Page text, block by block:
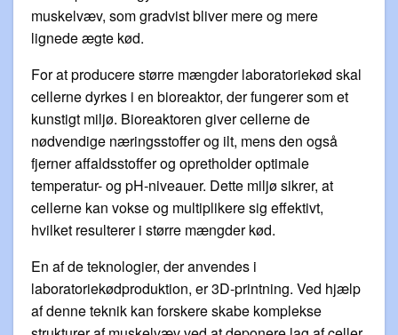
muskelvæv, som gradvist bliver mere og mere
lignede ægte kød.
For at producere større mængder laboratoriekød skal
cellerne dyrkes i en bioreaktor, der fungerer som et
kunstigt miljø. Bioreaktoren giver cellerne de
nødvendige næringsstoffer og ilt, mens den også
fjerner affaldsstoffer og opretholder optimale
temperatur- og pH-niveauer. Dette miljø sikrer, at
cellerne kan vokse og multiplikere sig effektivt,
hvilket resulterer i større mængder kød.
En af de teknologier, der anvendes i
laboratoriekødproduktion, er 3D-printning. Ved hjælp
af denne teknik kan forskere skabe komplekse